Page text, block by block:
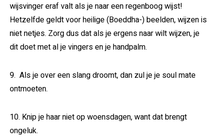
wijsvinger eraf valt als je naar een regenboog wijst!
Hetzelfde geldt voor heilige (Boeddha-) beelden, wijzen is
niet netjes. Zorg dus dat als je ergens naar wilt wijzen, je
dit doet met al je vingers en je handpalm.
9. Als je over een slang droomt, dan zul je je soul mate
ontmoeten.
10. Knip je haar niet op woensdagen, want dat brengt
ongeluk.